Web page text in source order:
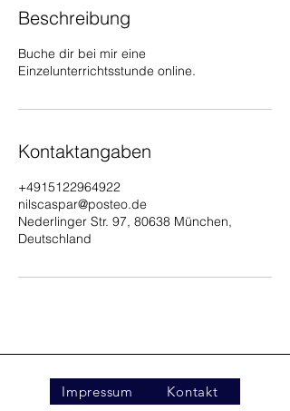
Beschreibung
Buche dir bei mir eine
Einzelunterrichtsstunde online.
Kontaktangaben
+4915122964922
nilscaspar@posteo.de
Nederlinger Str. 97, 80638 München,
Deutschland
Impressum Kontakt